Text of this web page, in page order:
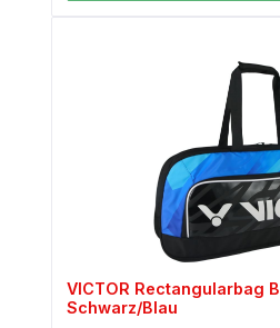
VICTOR Rectangularbag
Schwarz/Blau